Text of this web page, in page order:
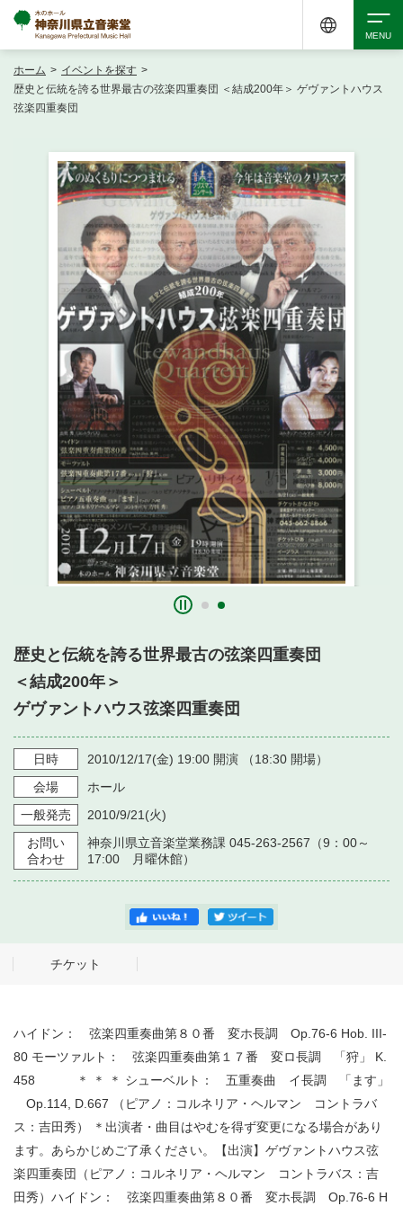
イベントを探す
・ イベント一覧
・ イベントカレンダー
ご来場案内
・ 館内サービス・アクセシビリティ
・ フロアマップ
・ 交通案内
・ よくある質問
施設を借りる
・ 施設を借りる
・ 空き状況
・ 抽選対象日
・ 利用料金
音楽堂について
・ 音楽堂のご案内
・ フロアマップ
・ 芸術参与
神奈川県立音楽堂
アクセシビリティ チケット購入 交通案内
ホーム > イベントを探す >
歴史と伝統を誇る世界最古の弦楽四重奏団 ＜結成200年＞ ゲヴァントハウス
弦楽四重奏団
歴史と伝統を誇る世界最古の弦楽四重奏団
＜結成200年＞
ゲヴァントハウス弦楽四重奏団
日時 2010/12/17(金) 19:00 開演 （18:30 開場）
会場
ホール
一般発売
2010/9/21 (火)
お問い
合わせ
神奈川県立音楽堂業務課 045-263-2567（9：00～
17:00 月曜休館）
チケット
ハイドン： 弦楽四重奏曲第８０番 変ホ長調 Op.76-6 Hob. III-
80 モーツァルト： 弦楽四重奏曲第１７番 変ロ長調 「狩」 K.
458 ＊ ＊ ＊ シューベルト： 五重奏曲 イ長調 「ます」
Op.114, D.667 （ピアノ：コルネリア・ヘルマン コントラバ
ス：吉田秀） ＊出演者・曲目はやむを得ず変更になる場合があり
ます。あらかじめご了承ください。【出演】ゲヴァントハウス弦
楽四重奏団（ピアノ：コルネリア・ヘルマン コントラバス：吉
田秀）ハイドン： 弦楽四重奏曲第８０番 変ホ長調 Op.76-6 H